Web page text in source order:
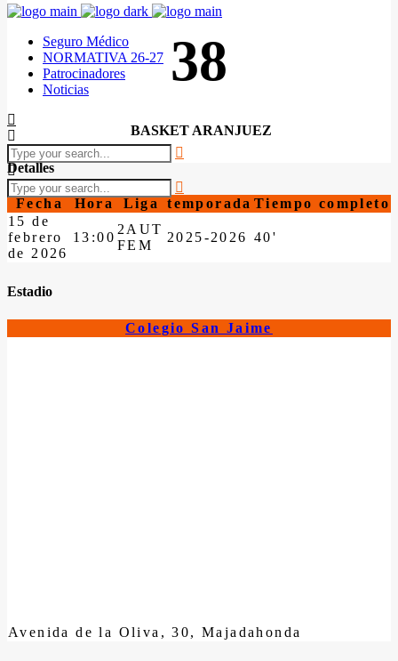
Seguro Médico
NORMATIVA 26-27
Patrocinadores
Noticias
38
BASKET ARANJUEZ
Detalles
Fecha Hora Liga temporada Tiempo completo
15 de
febrero
de 2026
13:00
2AUT
FEM
2025-2026 40'
Estadio
Colegio San Jaime
Avenida de la Oliva, 30, Majadahonda